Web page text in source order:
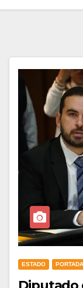
ESTADO PORTADA